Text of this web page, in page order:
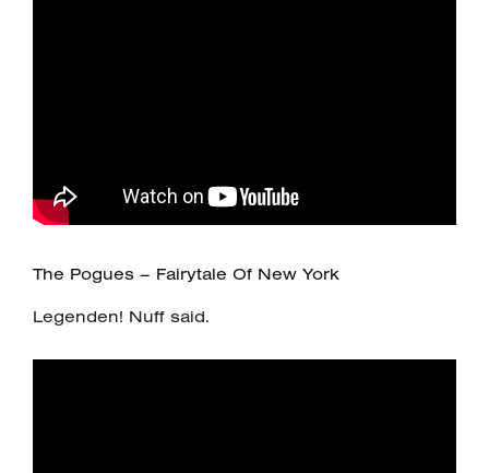
The Pogues – Fairytale Of New York
Legenden! Nuff said.